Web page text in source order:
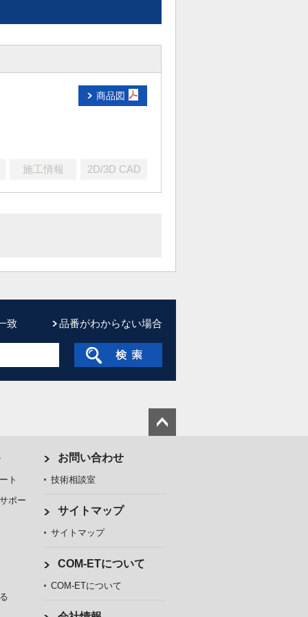
商品図
施工情報 2D/3D CAD
致 品番がわからない場合
ト
ポー
お問い合わせ
技術相談室
サイトマップ
サイトマップ
COM-ETについて
COM-ETについて